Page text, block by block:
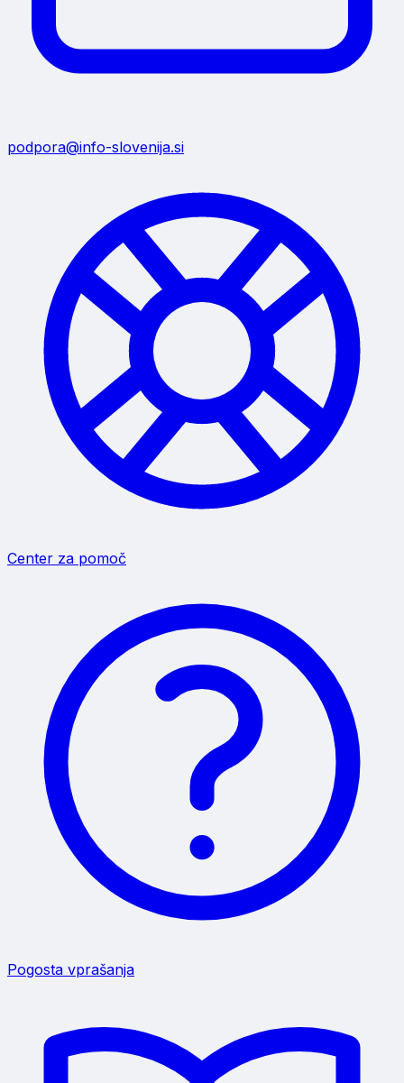
podpora@info-slovenija.si
Center za pomoč
Pogosta vprašanja